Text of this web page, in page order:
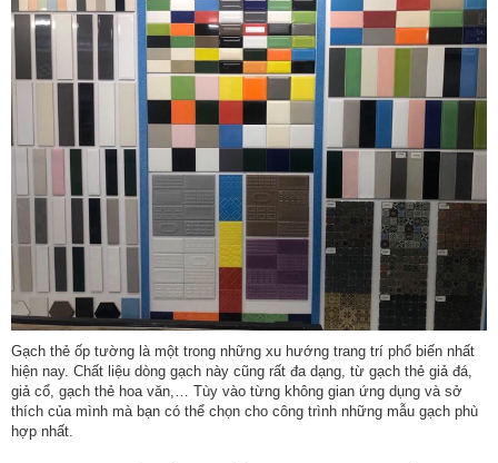
Gạch thẻ ốp tường là một trong những xu hướng trang trí phổ biến nhất
hiện nay. Chất liệu dòng gạch này cũng rất đa dạng, từ gạch thẻ giả đá,
giả cổ, gạch thẻ hoa văn,… Tùy vào từng không gian ứng dụng và sở
thích của mình mà bạn có thể chọn cho công trình những mẫu gạch phù
hợp nhất.